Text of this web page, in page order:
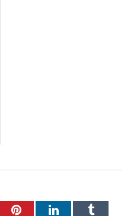
PinterestLinkedInTumblr